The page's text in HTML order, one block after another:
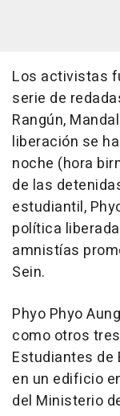
Los activistas
serie de
Rangún,
liberación se
noche (hora
de las
estudiantil,
política
amnistías
Sein.
Phyo Phyo
como otros
Estudiantes de
en un edificio
del Ministerio